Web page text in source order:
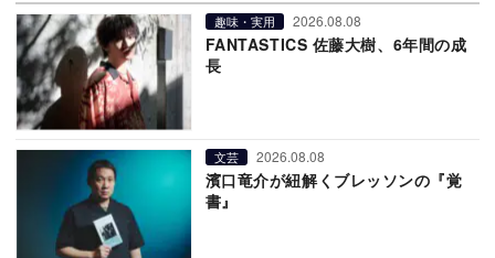
趣味・実用 2026.08.08
FANTASTICS 佐藤大樹、6年間の成
長
文芸 2026.08.08
濱口竜介が紐解くブレッソンの『覚
書』